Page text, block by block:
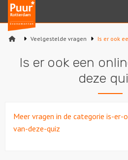
Puur*
Rotterdam
bedrijfsuitjes
Varen
Sport en
Veelgestelde vragen Is er ook
Is er ook een
deze
Meer vragen in de categorie is-
van-deze-quiz